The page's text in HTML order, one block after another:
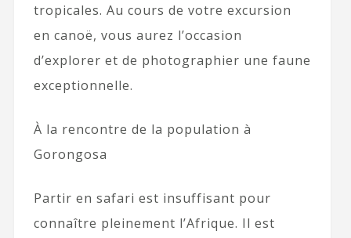
tropicales. Au cours de votre excursion
en canoë, vous aurez l’occasion
d’explorer et de photographier une faune
exceptionnelle.
À la rencontre de la population à
Gorongosa
Partir en safari est insuffisant pour
connaître pleinement l’Afrique. Il est